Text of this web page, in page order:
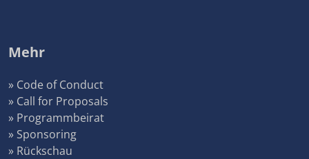
Mehr
» Code of Conduct
» Call for Proposals
» Programmbeirat
» Sponsoring
» Rückschau